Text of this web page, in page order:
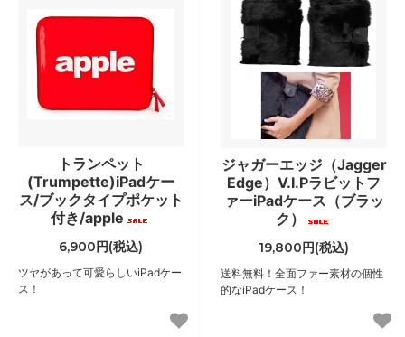
トランペット
(Trumpette)iPadケー
ス/ブックタイプポケット
付き/apple
6,900円(税込)
ツヤがあって可愛らしいiPadケー
ス！
ジャガーエッジ（Jagger
Edge）V.I.Pラビットフ
ァーiPadケース（ブラッ
ク）
19,800円(税込)
送料無料！全面ファー素材の個性
的なiPadケース！